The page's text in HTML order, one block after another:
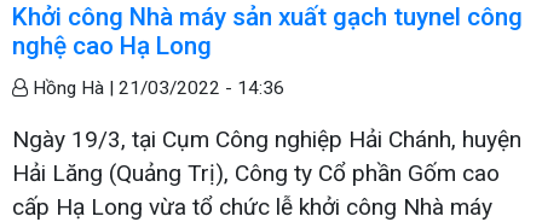
Khởi công Nhà máy sản xuất gạch tuynel công
nghệ cao Hạ Long
Hồng Hà | 21/03/2022 - 14:36
Ngày 19/3, tại Cụm Công nghiệp Hải Chánh, huyện
Hải Lăng (Quảng Trị), Công ty Cổ phần Gốm cao
cấp Hạ Long vừa tổ chức lễ khởi công Nhà máy